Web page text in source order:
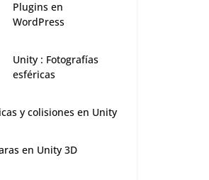
Plugins en
WordPress
Unity : Fotografías
esféricas
y colisiones en Unity
en Unity 3D